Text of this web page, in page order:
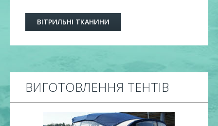
ВІТРИЛЬНІ ТКАНИНИ
ВИГОТОВЛЕННЯ ТЕНТІВ